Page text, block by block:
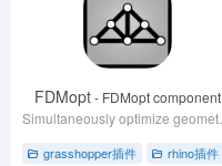
FDMopt- FDMopt component
grasshopper插件 rhino插件